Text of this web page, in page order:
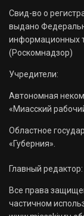
Свид-во о
выдано
информационных
(Роскомнадзор)
Учредители:
Автономная
«Миасский
Областное
«Губерния».
Главный
Все права
частичном